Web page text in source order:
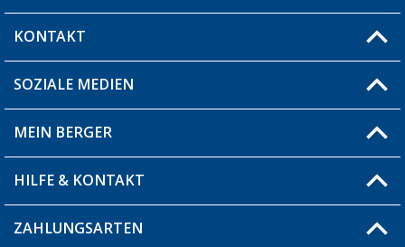
KONTAKT
Du hast eine Frage?
Filiale finden
SOZIALE MEDIEN
MEIN BERGER
Blog
Produkttester
HILFE & KONTAKT
Fragen & Antworten / FAQ
ZAHLUNGSARTEN